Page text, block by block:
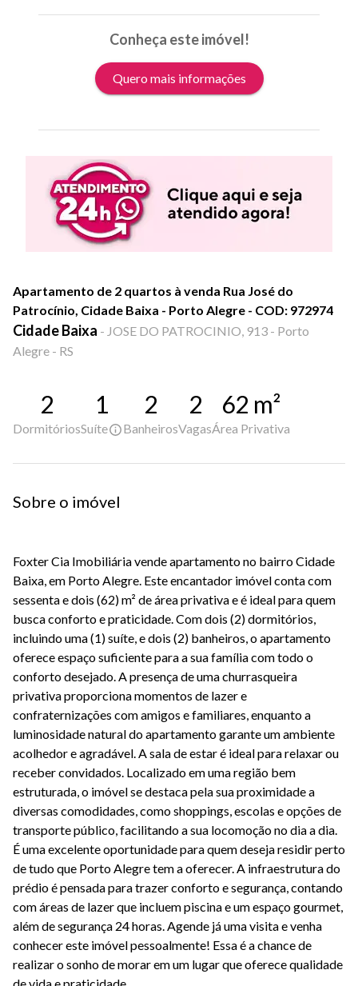
Conheça este imóvel!
Quero mais informações
Apartamento de 2 quartos à venda Rua José do
Patrocínio, Cidade Baixa - Porto Alegre - COD: 972974
Cidade Baixa - JOSE DO PATROCINIO, 913 - Porto
Alegre - RS
2
Dormitórios
1
Suíte
2
Banheiros
2
Vagas
62 m²
Área Privativa
Sobre o imóvel
Foxter Cia Imobiliária vende apartamento no bairro Cidade
Baixa, em Porto Alegre. Este encantador imóvel conta com
sessenta e dois (62) m² de área privativa e é ideal para quem
busca conforto e praticidade. Com dois (2) dormitórios,
incluindo uma (1) suíte, e dois (2) banheiros, o apartamento
oferece espaço suficiente para a sua família com todo o
conforto desejado. A presença de uma churrasqueira
privativa proporciona momentos de lazer e
confraternizações com amigos e familiares, enquanto a
luminosidade natural do apartamento garante um ambiente
acolhedor e agradável. A sala de estar é ideal para relaxar ou
receber convidados. Localizado em uma região bem
estruturada, o imóvel se destaca pela sua proximidade a
diversas comodidades, como shoppings, escolas e opções de
transporte público, facilitando a sua locomoção no dia a dia.
É uma excelente oportunidade para quem deseja residir perto
de tudo que Porto Alegre tem a oferecer. A infraestrutura do
prédio é pensada para trazer conforto e segurança, contando
com áreas de lazer que incluem piscina e um espaço gourmet,
além de segurança 24 horas. Agende já uma visita e venha
conhecer este imóvel pessoalmente! Essa é a chance de
realizar o sonho de morar em um lugar que oferece qualidade